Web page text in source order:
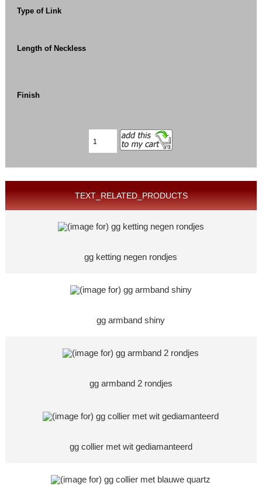
Type of Link
Length of Neckless
Finish
TEXT_RELATED_PRODUCTS
gg ketting negen rondjes
gg armband shiny
gg armband 2 rondjes
gg collier met wit gediamanteerd